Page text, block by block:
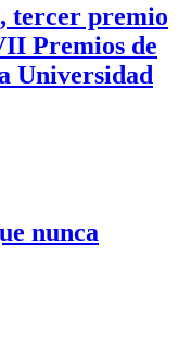
tercer premio
Premios de
Universidad
nunca